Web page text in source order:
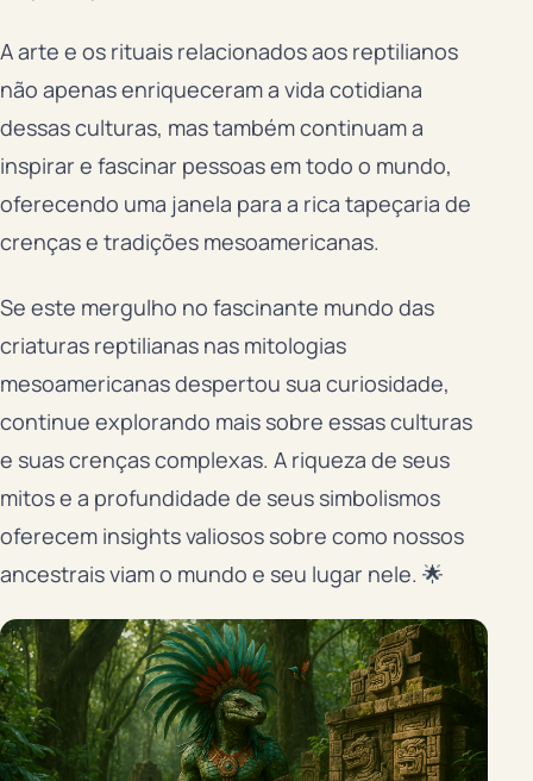
A arte e os rituais relacionados aos reptilianos
não apenas enriqueceram a vida cotidiana
dessas culturas, mas também continuam a
inspirar e fascinar pessoas em todo o mundo,
oferecendo uma janela para a rica tapeçaria de
crenças e tradições mesoamericanas.
Se este mergulho no fascinante mundo das
criaturas reptilianas nas mitologias
mesoamericanas despertou sua curiosidade,
continue explorando mais sobre essas culturas
e suas crenças complexas. A riqueza de seus
mitos e a profundidade de seus simbolismos
oferecem insights valiosos sobre como nossos
ancestrais viam o mundo e seu lugar nele. 🌟